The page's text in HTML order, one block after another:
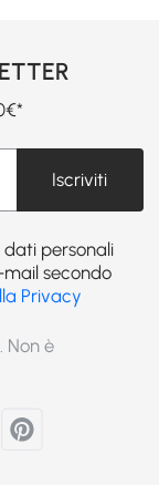
Iscriviti
personali
secondo
Privacy
Non è